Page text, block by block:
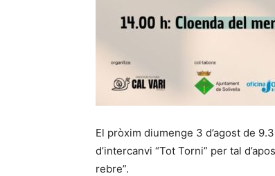
El pròxim diumenge 3 d’agost de
d’intercanvi “Tot Torni” per tal
rebre”.